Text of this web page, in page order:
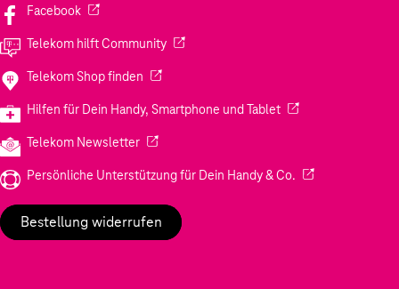
Facebook(Wird in einem neuen Tab geöffnet)
Telekom hilft Community(Wird in einem neuen Tab geöffnet)
Telekom Shop finden (Wird in einem neuen Tab geöffnet)
Hilfen für Dein Handy, Smartphone und Tablet(Wird in einem
Telekom Newsletter(Wird in einem neuen Tab geöffnet)
Persönliche Unterstützung für Dein Handy & Co. (Wird in einem
Bestellung widerrufen